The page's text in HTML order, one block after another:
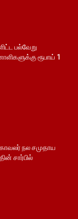
பல்வேறு
ரூபாய் 1
நல சமுதாய
சார்பில்